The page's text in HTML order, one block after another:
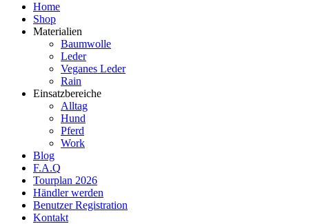
Home
Shop
Materialien
Baumwolle
Leder
Veganes Leder
Rain
Einsatzbereiche
Alltag
Hund
Pferd
Work
Blog
F.A.Q
Tourplan 2026
Händler werden
Benutzer Registration
Kontakt